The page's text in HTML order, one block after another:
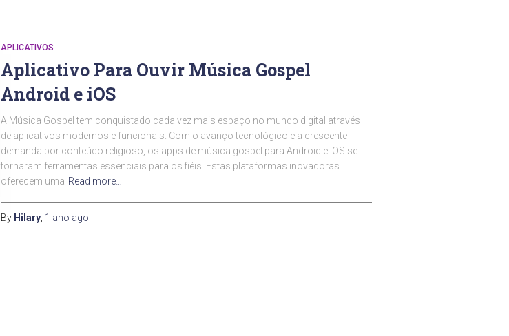
APLICATIVOS
Aplicativo Para Ouvir Música Gospel
Android e iOS
A Música Gospel tem conquistado cada vez mais espaço no mundo digital através
de aplicativos modernos e funcionais. Com o avanço tecnológico e a crescente
demanda por conteúdo religioso, os apps de música gospel para Android e iOS se
tornaram ferramentas essenciais para os fiéis. Estas plataformas inovadoras
oferecem uma Read more…
By Hilary, 1 ano ago